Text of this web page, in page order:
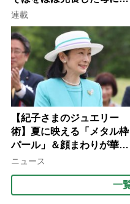
子が血の気が引いた理由
連載
【紀子さまのジュエリー
術】夏に映える「メタル枠
パール」＆顔まわりが華や
ぐ「揺れる一粒」の使い分
ニュース
一